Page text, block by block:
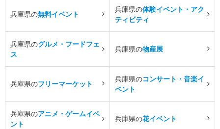
兵庫県の無料イベント
兵庫県の体験イベント・アク
ティビティ
兵庫県のグルメ・フードフェ
ス
兵庫県の物産展
兵庫県のフリーマーケット
兵庫県のコンサート・音楽イ
ベント
兵庫県のアニメ・ゲームイベ
ント
兵庫県の花イベント